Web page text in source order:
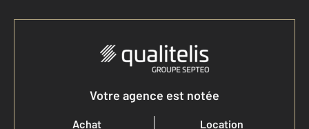
Votre agence est notée
Achat
Location